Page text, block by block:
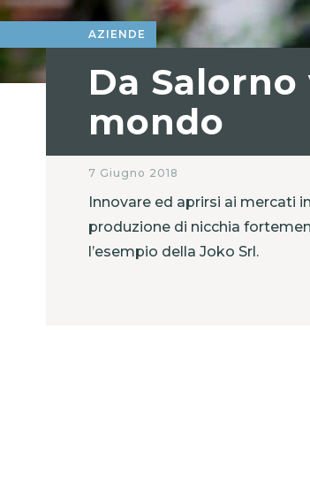
AZIENDE
Da
mondo
7 Giugno 2018
Innovare ed aprirsi ai mercati
produzione di nicchia
l’esempio della Joko Srl.